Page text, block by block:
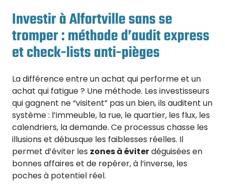
Investir à Alfortville sans se
tromper : méthode d’audit express
et check-lists anti-pièges
La différence entre un achat qui performe et un
achat qui fatigue ? Une méthode. Les investisseurs
qui gagnent ne “visitent” pas un bien, ils auditent un
système : l’immeuble, la rue, le quartier, les flux, les
calendriers, la demande. Ce processus chasse les
illusions et débusque les faiblesses réelles. Il
permet d’éviter les zones à éviterdéguisées en
bonnes affaires et de repérer, à l’inverse, les
poches à potentiel réel.